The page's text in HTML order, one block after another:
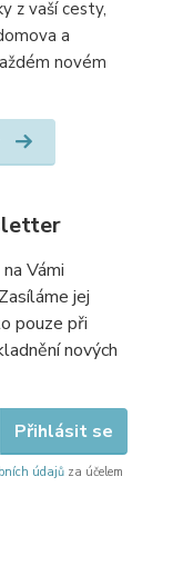
z vaší cesty,
a
novém
Vámi
jej
pouze při
nových
Přihlásit se
údajů za účelem